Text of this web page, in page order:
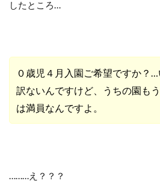
したところ…
０歳児４月入園ご希望ですか？
訳ないんですけど、うちの園も
は満員なんですよ。
………え？？？